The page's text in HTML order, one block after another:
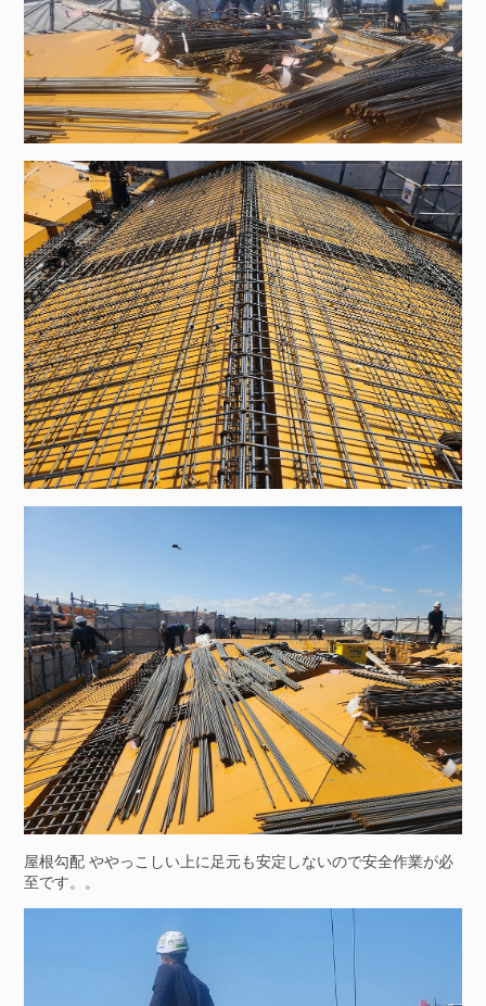
屋根勾配 ややっこしい上に足元も安定しないので安全作業が必
至です。。